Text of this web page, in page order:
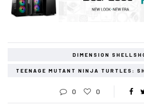
DIMENSION
TEENAGE MUTANT NINJA TURTLES:
0 0